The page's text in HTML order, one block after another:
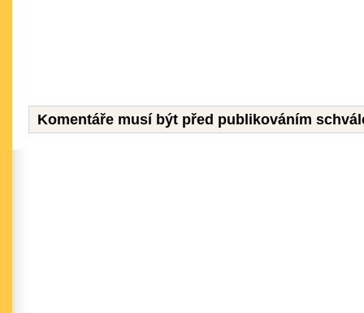
Komentáře musí být před publikováním